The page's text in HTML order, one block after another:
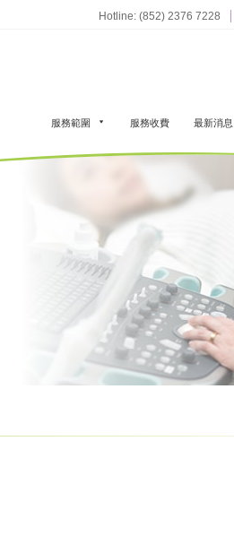
Hotline: (852) 2376 7228
服務範圍 服務收費 最新消息